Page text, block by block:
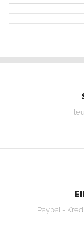
Paypal -